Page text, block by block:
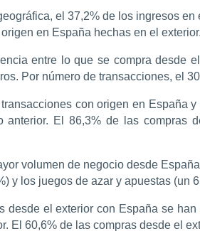
el 37,2% de los ingresos
en España hechas en el exterior.
entre lo que se compra desde
Por número de transacciones, el
con origen en España
anterior. El 86,3% de las compras
volumen de negocio desde
y los juegos de azar y apuestas (un
desde el exterior con España se
El 60,6% de las compras desde el